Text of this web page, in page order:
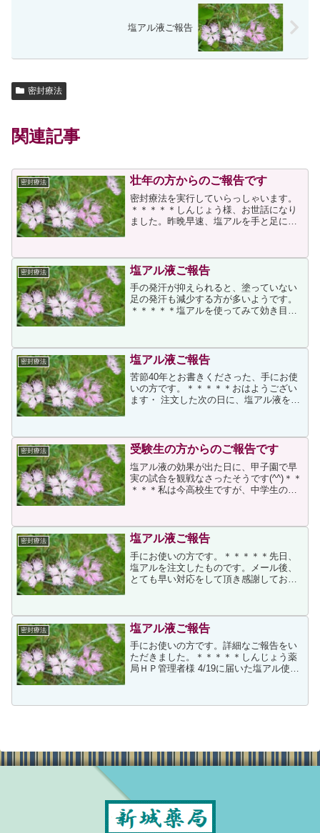
塩アル液ご報告
密封療法
関連記事
密封療法 壮年の方からのご報告です
密封療法を実行していらっしゃいます。
＊＊＊＊＊しんじょう様、お世話になり
ました。昨晩早速、塩アルを手と足に塗
手の汗には本当に悩ませられました。仕
事で車に乗ることが多か...
密封療法 塩アル液ご報告
手の発汗が抑えられると、塗っていない
足の発汗も減少する方が多いようです。
＊＊＊＊＊塩アルを使ってみて効き目が
した。でも効果はなく...
密封療法 塩アル液ご報告
苦節40年とお書きくださった、手にお使
いの方です。＊＊＊＊＊おはようござい
ます・ 注文した次の日に、塩アル液を届
た。私の場合……苦節40年。駄目でも挫
けず…と思う気持...
密封療法 受験生の方からのご報告です
塩アル液の効果が出た日に、甲子園で早
実の試合を観戦なさったそうです(^^)＊＊
＊＊＊私は今高校生ですが、中学生のと
はこんなに汗かかないし、なんで私だ
け。。って思ってまし...
密封療法 塩アル液ご報告
手にお使いの方です。＊＊＊＊＊先日、
塩アルを注文したものです。メール後、
とても早い対応をして頂き感謝しており
で数回しっかりと手を洗い、塩アルを塗
る前にウェットテ...
密封療法 塩アル液ご報告
手にお使いの方です。詳細なご報告をい
ただきました。＊＊＊＊＊しんじょう薬
局ＨＰ管理者様 4/19に届いた塩アル使用
２?３でした。意識をし出したのは小学生